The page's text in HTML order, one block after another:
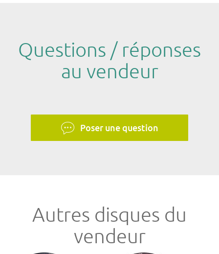
Questions / réponses
au vendeur
Poser une question
Autres disques du
vendeur